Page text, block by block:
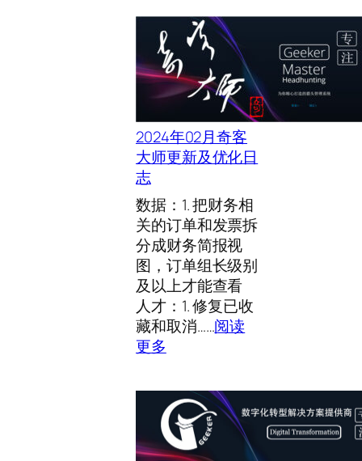
2024年02月奇客
大师更新及优化日
志
数据：1. 把财务相
关的订单和发票拆
分成财务简报视
图，订单组长级别
及以上才能查看
人才：1. 修复已收
藏和取消……阅读
更多
0
2
4
年